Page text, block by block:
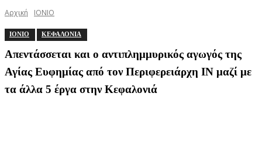
Αρχική ΙΟΝΙΟ
ΙΟΝΙΟ ΚΕΦΑΛΟΝΙΑ
Απεντάσσεται και ο αντιπλημμυρικός αγωγός της
Αγίας Ευφημίας από τον Περιφερειάρχη ΙΝ μαζί με
τα άλλα 5 έργα στην Κεφαλονιά